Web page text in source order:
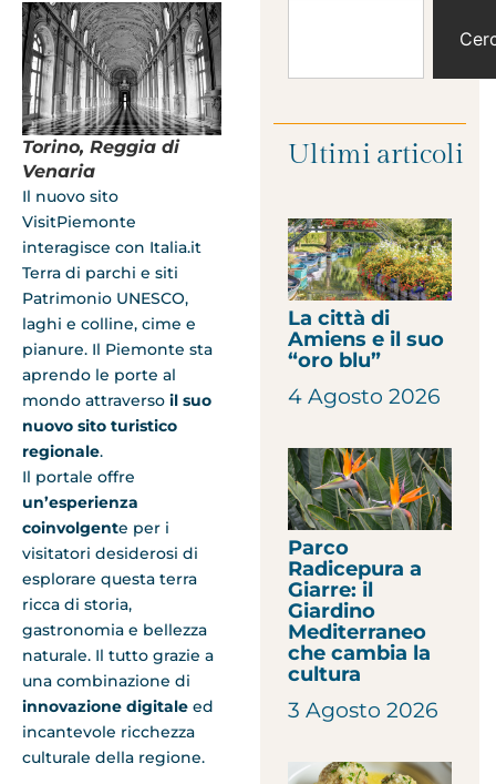
Torino, Reggia di
Venaria
Il nuovo sito
VisitPiemonte
interagisce con Italia.it
Terra di parchi e siti
Patrimonio UNESCO,
laghi e colline, cime e
pianure. Il Piemonte sta
aprendo le porte al
mondo attraverso il suo
nuovo sito turistico
regionale.
Il portale offre
un’esperienza
coinvolgente per i
visitatori desiderosi di
esplorare questa terra
ricca di storia,
gastronomia e bellezza
naturale. Il tutto grazie a
una combinazione di
innovazione digitale ed
incantevole ricchezza
culturale della regione.
Ultimi articoli
La città di
Amiens e il suo
“oro blu”
4 Agosto 2026
Parco
Radicepura a
Giarre: il
Giardino
Mediterraneo
che cambia la
cultura
3 Agosto 2026